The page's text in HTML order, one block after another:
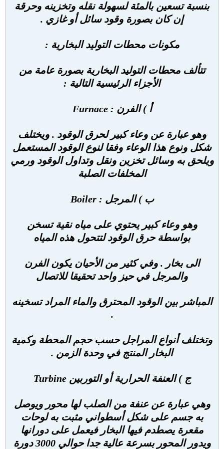
بنسبة تسعين بالمئة لسهولة نقله وتخزينه وحرقة
إن كان بصورة وقود سائل أو غازي .
مكونات محطات التوليد البخارية :
تتألف محطات التوليد البخارية بصورة عامة من
الأجزاء الرئيسية التالية :
أ ) الفرن : Furnace
وهو عبارة عن وعاء كبير لحرق الوقود . ويختلف
شكل ونوع هذا الوعاء وفقا لنوع الوقود المستعمل
ويلحق به وسائل تخزين ونقل وتداول الوقود ورمي
المخلفات الصلبة
ب ) المرجل : Boiler
وهو وعاء كبير يحتوي على مياه نقية تسخن
بواسطة حرق الوقود لتتحول هذه المياه
الى بخار . وفي كثير من الأحيان يكون الفرن
والمرجل في حيز واحد تحقيقا للاتصال
المباشر بين الوقود المحترق والماء المراد تسخينه
.
وتختلف أنواع المراجل حسب حجم المحطة وكمية
البخار المنتج في وحدة الزمن .
ج ) العنفة الحرارية أو التوربين Turbine
وهي عبارة عن عنفة من الصلب لها محور ويوصل
به جسم على شكل أسطواني مثبت به لوحات
مقعرة يصطدم فيها البخار فيعمل على دورانها
ويدور المحور بسرعة عالية جدا حوالي 3000 دورة